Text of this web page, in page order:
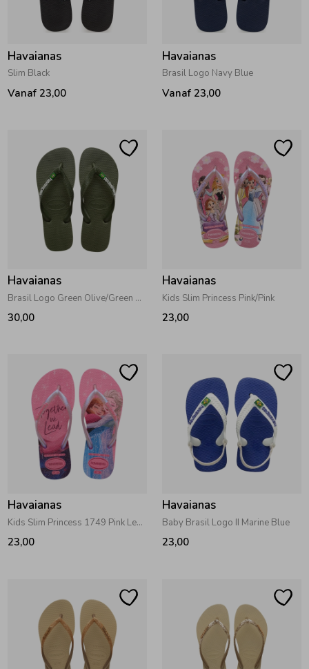
Havaianas
Slim Black
Vanaf 23,00
Havaianas
Brasil Logo Navy Blue
Vanaf 23,00
Havaianas
Brasil Logo Green Olive/Green Olive
30,00
Havaianas
Kids Slim Princess Pink/Pink
23,00
Havaianas
Kids Slim Princess 1749 Pink Lemonade
23,00
Havaianas
Baby Brasil Logo II Marine Blue
23,00